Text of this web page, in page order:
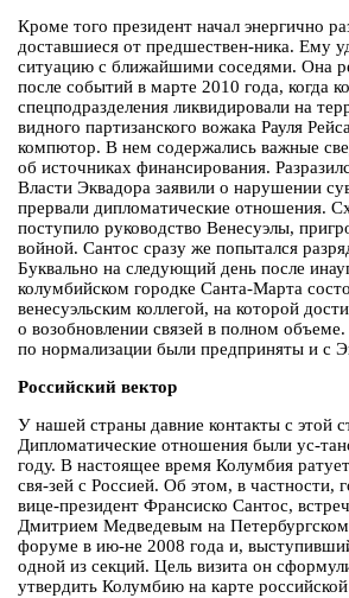
Кроме того президент начал энергично
доставшиеся от предшествен-ника. Ему
ситуацию с ближайшими соседями. Она
после событий в марте 2010 года, когда
спецподразделения ликвидировали на
видного партизанского вожака Рауля
компютор. В нем содержались важные
об источниках финансирования.
Власти Эквадора заявили о нарушении
прервали дипломатические отношения.
поступило руководство Венесуэлы,
войной. Сантос сразу же попытался
Буквально на следующий день после
колумбийском городке Санта-Марта
венесуэльским коллегой, на которой
о возобновлении связей в полном
по нормализации были предприняты и с
Российский вектор
У нашей страны давние контакты с этой
Дипломатические отношения были ус-
году. В настоящее время Колумбия
свя-зей с Россией. Об этом, в частности,
вице-президент Франсиско Сантос,
Дмитрием Медведевым на
форуме в ию-не 2008 года и,
одной из секций. Цель визита он
утвердить Колумбию на карте